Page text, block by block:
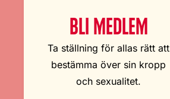
BLI MEDLEM
Ta ställning för allas rätt att
bestämma över sin kropp
och sexualitet.